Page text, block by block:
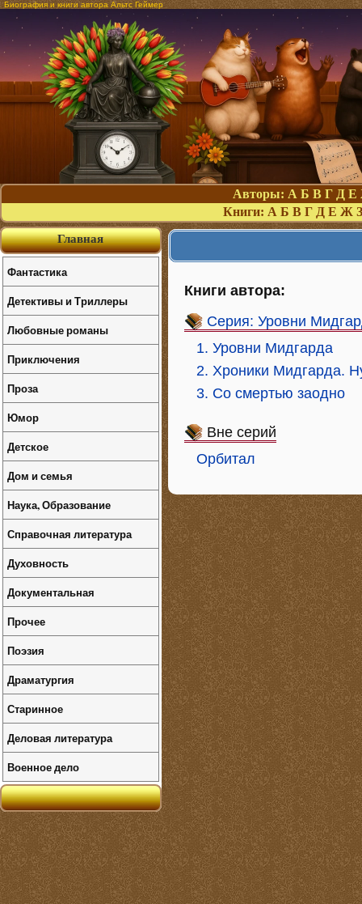
Биография и книги автора Альтс Геймер
Авторы: А Б В Г Д Е
Книги: А Б В Г Д Е Ж З
Книги автора:
Серия: Уровни
1. Уровни Мидгарда
2. Хроники Мидгарда.
3. Со смертью заодно
Вне серий
Орбитал
Главная
Фантастика
Детективы и Триллеры
Любовные романы
Приключения
Проза
Юмор
Детское
Дом и семья
Наука, Образование
Справочная литература
Духовность
Документальная
Прочее
Поэзия
Драматургия
Старинное
Деловая литература
Военное дело